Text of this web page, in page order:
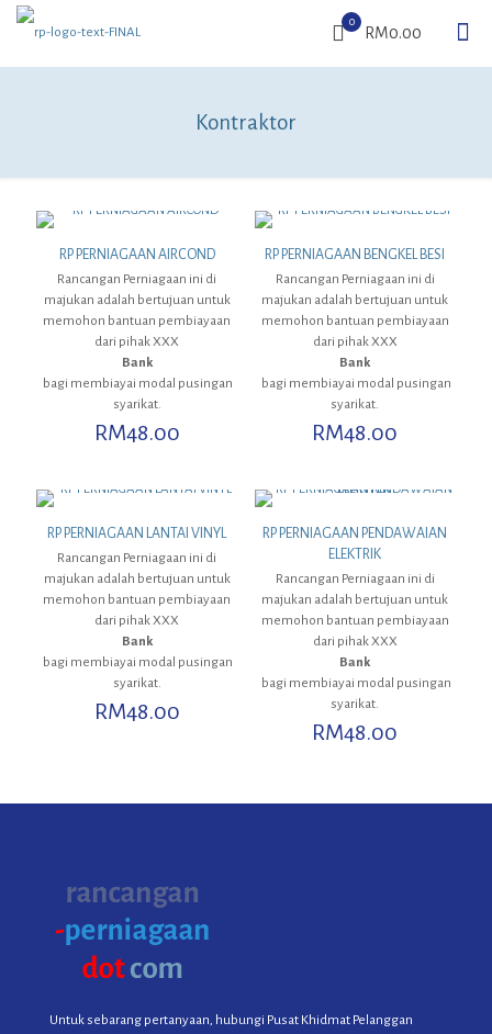
0
RM0.00
Kontraktor
RP PERNIAGAAN AIRCOND
Rancangan Perniagaan ini di
majukan adalah bertujuan untuk
memohon bantuan pembiayaan
dari pihak XXX
Bank
bagi membiayai modal pusingan
syarikat.
RM48.00
RP PERNIAGAAN BENGKEL BESI
Rancangan Perniagaan ini di
majukan adalah bertujuan untuk
memohon bantuan pembiayaan
dari pihak XXX
Bank
bagi membiayai modal pusingan
syarikat.
RM48.00
RP PERNIAGAAN LANTAI VINYL
Rancangan Perniagaan ini di
majukan adalah bertujuan untuk
memohon bantuan pembiayaan
dari pihak XXX
Bank
bagi membiayai modal pusingan
syarikat.
RM48.00
RP PERNIAGAAN PENDAWAIAN
ELEKTRIK
Rancangan Perniagaan ini di
majukan adalah bertujuan untuk
memohon bantuan pembiayaan
dari pihak XXX
Bank
bagi membiayai modal pusingan
syarikat.
RM48.00
Untuk sebarang pertanyaan, hubungi Pusat Khidmat Pelanggan